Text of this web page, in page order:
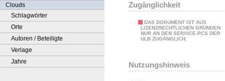
Clouds
Schlagwörter
Orte
Autoren / Beteiligte
Verlage
Jahre
Zugänglichkeit
DAS DOKUMENT IST AUS
LIZENZRECHTLICHEN GRÜNDEN
NUR AN DEN SERVICE-PCS DER
ULB ZUGÄNGLICH.
Nutzungshinweis